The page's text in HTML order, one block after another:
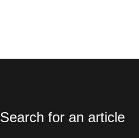
Search for an article